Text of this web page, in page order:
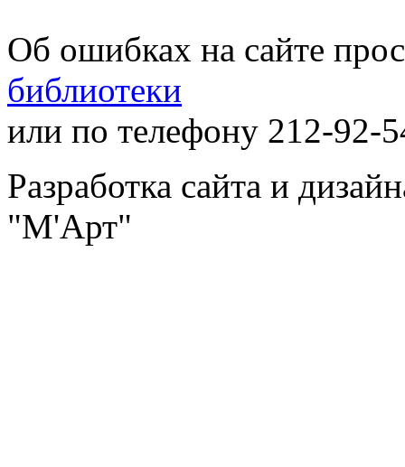
Об ошибках на сайте
библиотеки
или по телефону 212-92-
Разработка сайта и
"М'Арт"